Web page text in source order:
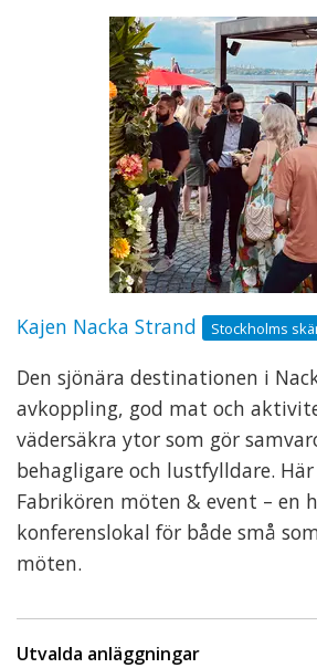
Kajen Nacka Strand Stockholms
Den sjönära destinationen i
avkoppling, god mat och
vädersäkra ytor som gör
behagligare och lustfylldare.
Fabrikören möten & event – en
konferenslokal för både små
möten.
Utvalda anläggningar